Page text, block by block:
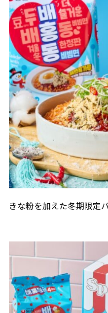
きな粉を加えた冬期限定